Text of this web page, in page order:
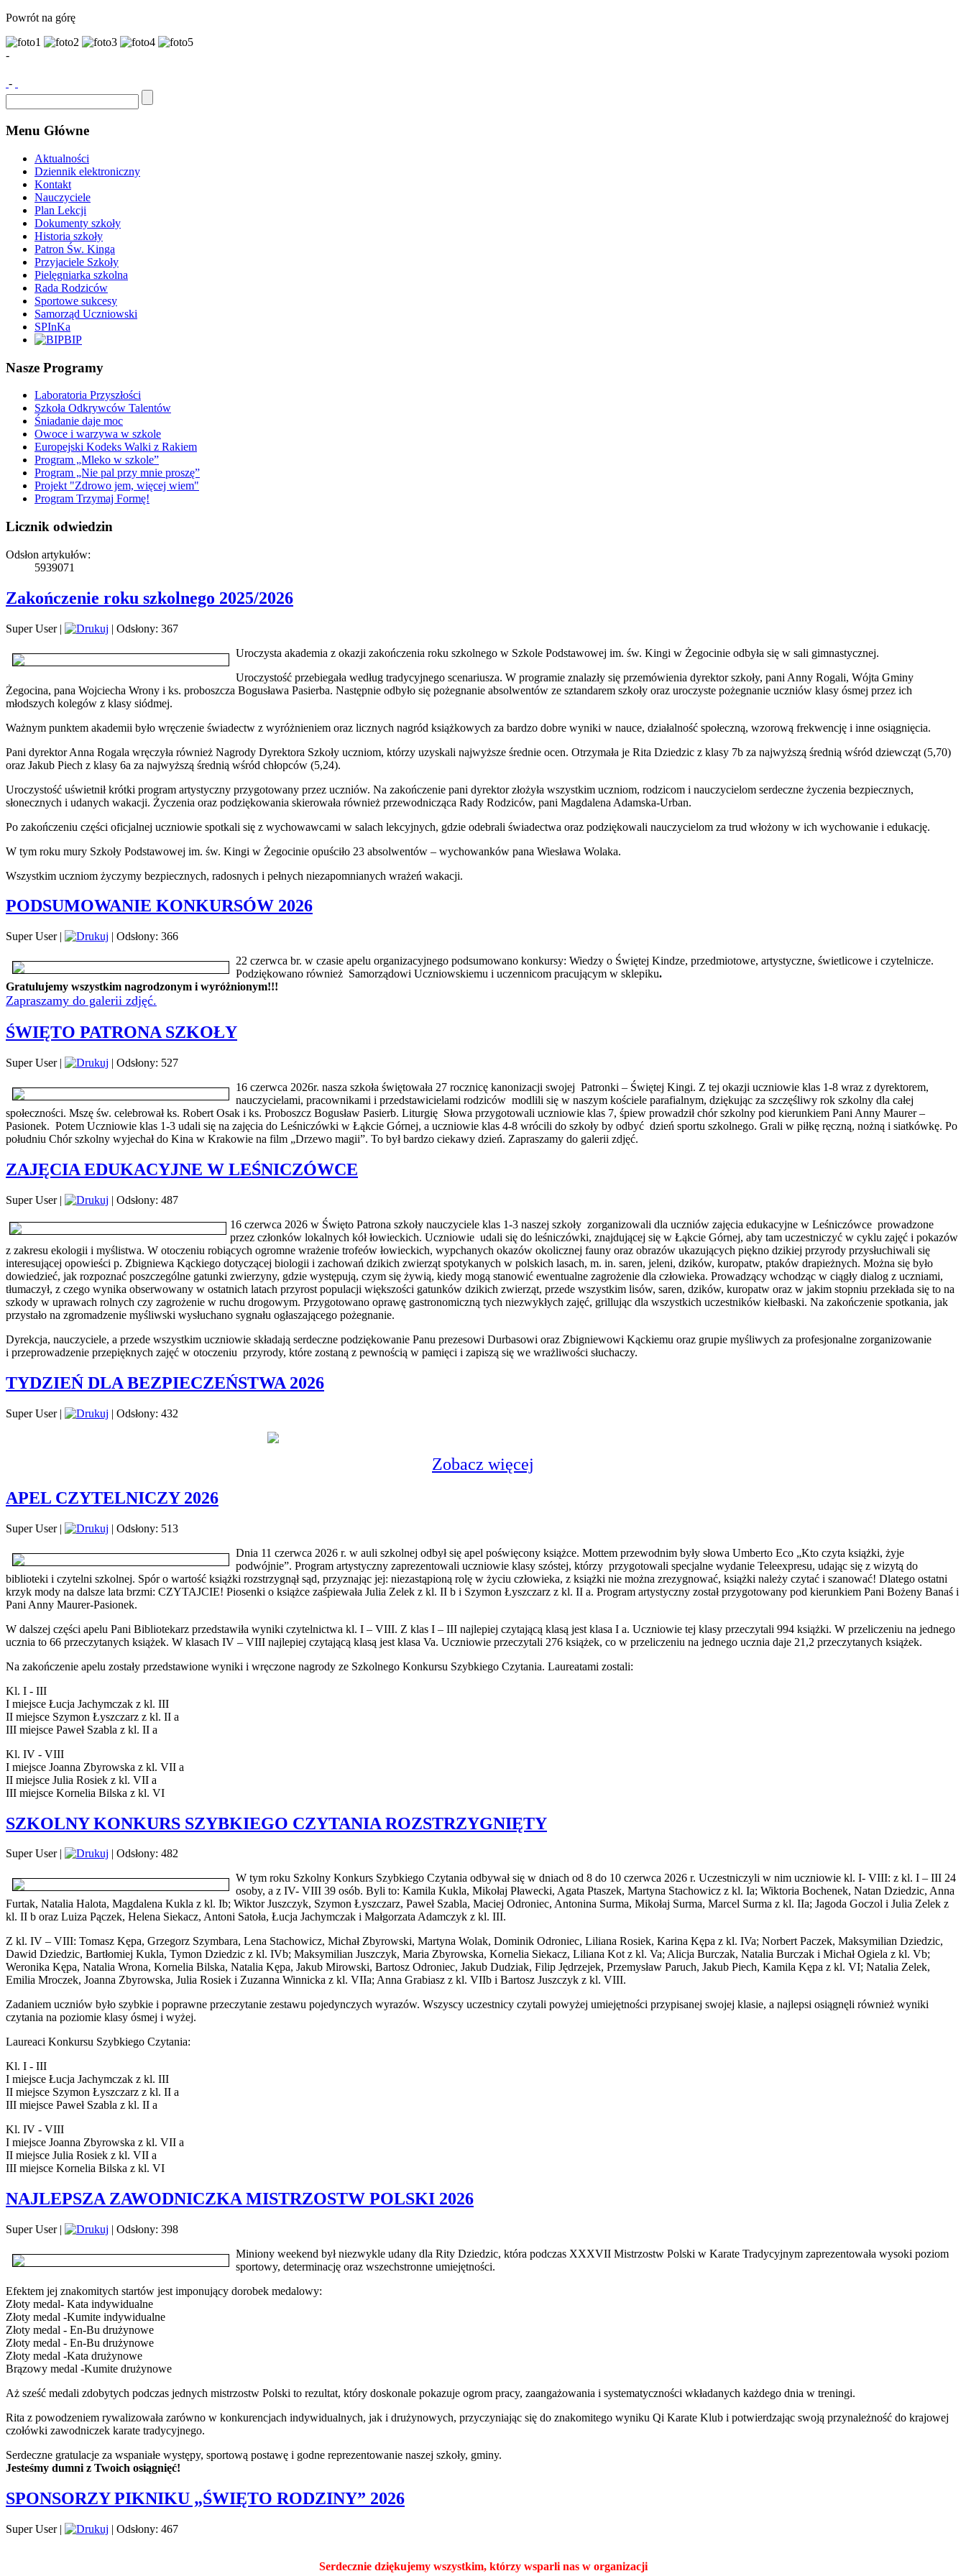
Powrót na górę
-
-
Menu Główne
Aktualności
Dziennik elektroniczny
Kontakt
Nauczyciele
Plan Lekcji
Dokumenty szkoły
Historia szkoły
Patron Św. Kinga
Przyjaciele Szkoły
Pielęgniarka szkolna
Rada Rodziców
Sportowe sukcesy
Samorząd Uczniowski
SPInKa
BIP
Nasze Programy
Laboratoria Przyszłości
Szkoła Odkrywców Talentów
Śniadanie daje moc
Owoce i warzywa w szkole
Europejski Kodeks Walki z Rakiem
Program „Mleko w szkole”
Program „Nie pal przy mnie proszę”
Projekt "Zdrowo jem, więcej wiem"
Program Trzymaj Formę!
Licznik odwiedzin
Odsłon artykułów:
5939071
Zakończenie roku szkolnego 2025/2026
Super User| | Odsłony: 367
Uroczysta akademia z okazji zakończenia roku szkolnego w Szkole Podstawowej im. św. Kingi w Żegocinie odbyła się w sali gimnastycznej.
Uroczystość przebiegała według tradycyjnego scenariusza. W programie znalazły się przemówienia dyrektor szkoły, pani Anny Rogali, Wójta Gminy
Żegocina, pana Wojciecha Wrony i ks. proboszcza Bogusława Pasierba. Następnie odbyło się pożegnanie absolwentów ze sztandarem szkoły oraz uroczyste pożegnanie uczniów klasy ósmej przez ich
młodszych kolegów z klasy siódmej.
Ważnym punktem akademii było wręczenie świadectw z wyróżnieniem oraz licznych nagród książkowych za bardzo dobre wyniki w nauce, działalność społeczną, wzorową frekwencję i inne osiągnięcia.
Pani dyrektor Anna Rogala wręczyła również Nagrody Dyrektora Szkoły uczniom, którzy uzyskali najwyższe średnie ocen. Otrzymała je Rita Dziedzic z klasy 7b za najwyższą średnią wśród dziewcząt (5,70)
oraz Jakub Piech z klasy 6a za najwyższą średnią wśród chłopców (5,24).
Uroczystość uświetnił krótki program artystyczny przygotowany przez uczniów. Na zakończenie pani dyrektor złożyła wszystkim uczniom, rodzicom i nauczycielom serdeczne życzenia bezpiecznych,
słonecznych i udanych wakacji. Życzenia oraz podziękowania skierowała również przewodnicząca Rady Rodziców, pani Magdalena Adamska-Urban.
Po zakończeniu części oficjalnej uczniowie spotkali się z wychowawcami w salach lekcyjnych, gdzie odebrali świadectwa oraz podziękowali nauczycielom za trud włożony w ich wychowanie i edukację.
W tym roku mury Szkoły Podstawowej im. św. Kingi w Żegocinie opuściło 23 absolwentów – wychowanków pana Wiesława Wolaka.
Wszystkim uczniom życzymy bezpiecznych, radosnych i pełnych niezapomnianych wrażeń wakacji.
PODSUMOWANIE KONKURSÓW 2026
Super User| | Odsłony: 366
22 czerwca br. w czasie apelu organizacyjnego podsumowano konkursy: Wiedzy o Świętej Kindze, przedmiotowe, artystyczne, świetlicowe i czytelnicze.
Podziękowano również Samorządowi Uczniowskiemu i uczennicom pracującym w sklepiku.
Gratulujemy wszystkim nagrodzonym i wyróżnionym!!!
Zapraszamy do galerii zdjęć.
ŚWIĘTO PATRONA SZKOŁY
Super User| | Odsłony: 527
16 czerwca 2026r. nasza szkoła świętowała 27 rocznicę kanonizacji swojej Patronki – Świętej Kingi. Z tej okazji uczniowie klas 1-8 wraz z dyrektorem,
nauczycielami, pracownikami i przedstawicielami rodziców modlili się w naszym kościele parafialnym, dziękując za szczęśliwy rok szkolny dla całej
społeczności. Mszę św. celebrował ks. Robert Osak i ks. Proboszcz Bogusław Pasierb. Liturgię Słowa przygotowali uczniowie klas 7, śpiew prowadził chór szkolny pod kierunkiem Pani Anny Maurer –
Pasionek. Potem Uczniowie klas 1-3 udali się na zajęcia do Leśniczówki w Łąkcie Górnej, a uczniowie klas 4-8 wrócili do szkoły by odbyć dzień sportu szkolnego. Grali w piłkę ręczną, nożną i siatkówkę. Po
południu Chór szkolny wyjechał do Kina w Krakowie na film „Drzewo magii”. To był bardzo ciekawy dzień. Zapraszamy do galerii zdjęć.
ZAJĘCIA EDUKACYJNE W LEŚNICZÓWCE
Super User| | Odsłony: 487
16 czerwca 2026 w Święto Patrona szkoły nauczyciele klas 1-3 naszej szkoły zorganizowali dla uczniów zajęcia edukacyjne w Leśniczówce prowadzone
przez członków lokalnych kół łowieckich. Uczniowie udali się do leśniczówki, znajdującej się w Łąkcie Górnej, aby tam uczestniczyć w cyklu zajęć i pokazów
z zakresu ekologii i myślistwa. W otoczeniu robiących ogromne wrażenie trofeów łowieckich, wypchanych okazów okolicznej fauny oraz obrazów ukazujących piękno dzikiej przyrody przysłuchiwali się
interesującej opowieści p. Zbigniewa Kąckiego dotyczącej biologii i zachowań dzikich zwierząt spotykanych w polskich lasach, m. in. saren, jeleni, dzików, kuropatw, ptaków drapieżnych. Można się było
dowiedzieć, jak rozpoznać poszczególne gatunki zwierzyny, gdzie występują, czym się żywią, kiedy mogą stanowić ewentualne zagrożenie dla człowieka. Prowadzący wchodząc w ciągły dialog z uczniami,
tłumaczył, z czego wynika obserwowany w ostatnich latach przyrost populacji większości gatunków dzikich zwierząt, przede wszystkim lisów, saren, dzików, kuropatw oraz w jakim stopniu przekłada się to na
szkody w uprawach rolnych czy zagrożenie w ruchu drogowym. Przygotowano oprawę gastronomiczną tych niezwykłych zajęć, grillując dla wszystkich uczestników kiełbaski. Na zakończenie spotkania, jak
przystało na zgromadzenie myśliwski wysłuchano sygnału ogłaszającego pożegnanie.
Dyrekcja, nauczyciele, a przede wszystkim uczniowie składają serdeczne podziękowanie Panu prezesowi Durbasowi oraz Zbigniewowi Kąckiemu oraz grupie myśliwych za profesjonalne zorganizowanie
i przeprowadzenie przepięknych zajęć w otoczeniu przyrody, które zostaną z pewnością w pamięci i zapiszą się we wrażliwości słuchaczy.
TYDZIEŃ DLA BEZPIECZEŃSTWA 2026
Super User| | Odsłony: 432
Zobacz więcej
APEL CZYTELNICZY 2026
Super User| | Odsłony: 513
Dnia 11 czerwca 2026 r. w auli szkolnej odbył się apel poświęcony książce. Mottem przewodnim były słowa Umberto Eco „Kto czyta książki, żyje
podwójnie”. Program artystyczny zaprezentowali uczniowie klasy szóstej, którzy przygotowali specjalne wydanie Teleexpresu, udając się z wizytą do
biblioteki i czytelni szkolnej. Spór o wartość książki rozstrzygnął sąd, przyznając jej: niezastąpioną rolę w życiu człowieka, z książki nie można zrezygnować, książki należy czytać i szanować! Dlatego ostatni
krzyk mody na dalsze lata brzmi: CZYTAJCIE! Piosenki o książce zaśpiewała Julia Zelek z kl. II b i Szymon Łyszczarz z kl. II a. Program artystyczny został przygotowany pod kierunkiem Pani Bożeny Banaś i
Pani Anny Maurer-Pasionek.
W dalszej części apelu Pani Bibliotekarz przedstawiła wyniki czytelnictwa kl. I – VIII. Z klas I – III najlepiej czytającą klasą jest klasa I a. Uczniowie tej klasy przeczytali 994 książki. W przeliczeniu na jednego
ucznia to 66 przeczytanych książek. W klasach IV – VIII najlepiej czytającą klasą jest klasa Va. Uczniowie przeczytali 276 książek, co w przeliczeniu na jednego ucznia daje 21,2 przeczytanych książek.
Na zakończenie apelu zostały przedstawione wyniki i wręczone nagrody ze Szkolnego Konkursu Szybkiego Czytania. Laureatami zostali:
Kl. I - III
I miejsce Łucja Jachymczak z kl. III
II miejsce Szymon Łyszczarz z kl. II a
III miejsce Paweł Szabla z kl. II a
Kl. IV - VIII
I miejsce Joanna Zbyrowska z kl. VII a
II miejsce Julia Rosiek z kl. VII a
III miejsce Kornelia Bilska z kl. VI
SZKOLNY KONKURS SZYBKIEGO CZYTANIA ROZSTRZYGNIĘTY
Super User| | Odsłony: 482
W tym roku Szkolny Konkurs Szybkiego Czytania odbywał się w dniach od 8 do 10 czerwca 2026 r. Uczestniczyli w nim uczniowie kl. I- VIII: z kl. I – III 24
osoby, a z IV- VIII 39 osób. Byli to: Kamila Kukla, Mikołaj Pławecki, Agata Ptaszek, Martyna Stachowicz z kl. Ia; Wiktoria Bochenek, Natan Dziedzic, Anna
Furtak, Natalia Halota, Magdalena Kukla z kl. Ib; Wiktor Juszczyk, Szymon Łyszczarz, Paweł Szabla, Maciej Odroniec, Antonina Surma, Mikołaj Surma, Marcel Surma z kl. IIa; Jagoda Goczol i Julia Zelek z
kl. II b oraz Luiza Pączek, Helena Siekacz, Antoni Satoła, Łucja Jachymczak i Małgorzata Adamczyk z kl. III.
Z kl. IV – VIII: Tomasz Kępa, Grzegorz Szymbara, Lena Stachowicz, Michał Zbyrowski, Martyna Wolak, Dominik Odroniec, Liliana Rosiek, Karina Kępa z kl. IVa; Norbert Paczek, Maksymilian Dziedzic,
Dawid Dziedzic, Bartłomiej Kukla, Tymon Dziedzic z kl. IVb; Maksymilian Juszczyk, Maria Zbyrowska, Kornelia Siekacz, Liliana Kot z kl. Va; Alicja Burczak, Natalia Burczak i Michał Ogiela z kl. Vb;
Weronika Kępa, Natalia Wrona, Kornelia Bilska, Natalia Kępa, Jakub Mirowski, Bartosz Odroniec, Jakub Dudziak, Filip Jędrzejek, Przemysław Paruch, Jakub Piech, Kamila Kępa z kl. VI; Natalia Zelek,
Emilia Mroczek, Joanna Zbyrowska, Julia Rosiek i Zuzanna Winnicka z kl. VIIa; Anna Grabiasz z kl. VIIb i Bartosz Juszczyk z kl. VIII.
Zadaniem uczniów było szybkie i poprawne przeczytanie zestawu pojedynczych wyrazów. Wszyscy uczestnicy czytali powyżej umiejętności przypisanej swojej klasie, a najlepsi osiągnęli również wyniki
czytania na poziomie klasy ósmej i wyżej.
Laureaci Konkursu Szybkiego Czytania:
Kl. I - III
I miejsce Łucja Jachymczak z kl. III
II miejsce Szymon Łyszczarz z kl. II a
III miejsce Paweł Szabla z kl. II a
Kl. IV - VIII
I miejsce Joanna Zbyrowska z kl. VII a
II miejsce Julia Rosiek z kl. VII a
III miejsce Kornelia Bilska z kl. VI
NAJLEPSZA ZAWODNICZKA MISTRZOSTW POLSKI 2026
Super User| | Odsłony: 398
Miniony weekend był niezwykle udany dla Rity Dziedzic, która podczas XXXVII Mistrzostw Polski w Karate Tradycyjnym zaprezentowała wysoki poziom
sportowy, determinację oraz wszechstronne umiejętności.
Efektem jej znakomitych startów jest imponujący dorobek medalowy:
Złoty medal- Kata indywidualne
Złoty medal -Kumite indywidualne
Złoty medal - En-Bu drużynowe
Złoty medal - En-Bu drużynowe
Złoty medal -Kata drużynowe
Brązowy medal -Kumite drużynowe
Aż sześć medali zdobytych podczas jednych mistrzostw Polski to rezultat, który doskonale pokazuje ogrom pracy, zaangażowania i systematyczności wkładanych każdego dnia w treningi.
Rita z powodzeniem rywalizowała zarówno w konkurencjach indywidualnych, jak i drużynowych, przyczyniając się do znakomitego wyniku Qi Karate Klub i potwierdzając swoją przynależność do krajowej
czołówki zawodniczek karate tradycyjnego.
Serdeczne gratulacje za wspaniałe występy, sportową postawę i godne reprezentowanie naszej szkoły, gminy.
Jesteśmy dumni z Twoich osiągnięć!
SPONSORZY PIKNIKU „ŚWIĘTO RODZINY” 2026
Super User| | Odsłony: 467
Serdecznie dziękujemy wszystkim, którzy wsparli nas w organizacji